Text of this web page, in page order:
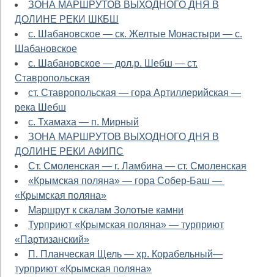
ЗОНА МАРШРУТОВ ВЫХОДНОГО ДНЯ В
ДОЛИНЕ РЕКИ ШКБШ
с. Шабановское — ск. Желтые Монастыри — с.
Шабановское
с. Шабановское — дол.р. Шебш — ст.
Ставропольская
ст. Ставропольская — гора Артиллерийская —
река Шебш
с. Тхамаха — п. Мирный
ЗОНА МАРШРУТОВ ВЫХОДНОГО ДНЯ В
ДОЛИНЕ РЕКИ АФИПС
Ст. Смоленская — г. Ламбина — ст. Смоленская
«Крымская поляна» — гора Собер-Баш —
«Крымская поляна»
Маршрут к скалам Золотые камни
Турприют «Крымская поляна» — турприют
«Партизанский»
П. Планческая Щель — хр. Корабельный—
турприют «Крымская поляна»